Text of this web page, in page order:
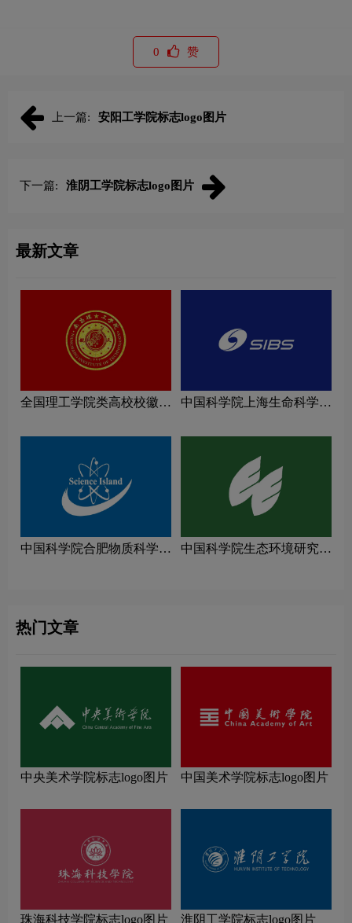
0 赞
上一篇: 安阳工学院标志logo图片
下一篇: 淮阴工学院标志logo图片
最新文章
全国理工学院类高校校徽设
中国科学院上海生命科学研
中国科学院合肥物质科学研
中国科学院生态环境研究中
热门文章
中央美术学院标志logo图片 中国美术学院标志logo图片
珠海科技学院标志logo图片 淮阴工学院标志logo图片